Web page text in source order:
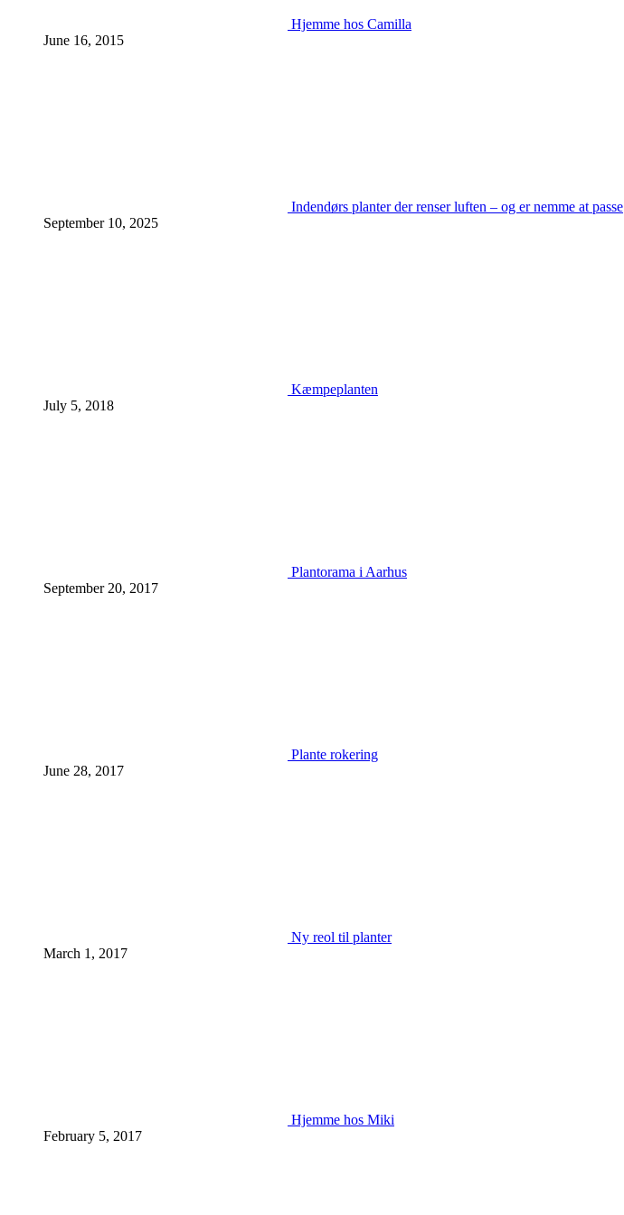
Hjemme hos Camilla
June 16, 2015
Indendørs planter der renser luften – og er nemme at passe
September 10, 2025
Kæmpeplanten
July 5, 2018
Plantorama i Aarhus
September 20, 2017
Plante rokering
June 28, 2017
Ny reol til planter
March 1, 2017
Hjemme hos Miki
February 5, 2017